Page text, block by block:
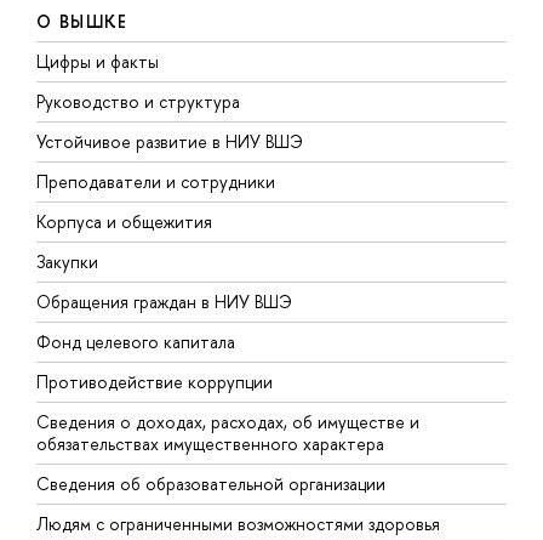
О ВЫШКЕ
Цифры и факты
Руководство и структура
Устойчивое развитие в НИУ ВШЭ
Преподаватели и сотрудники
Корпуса и общежития
Закупки
Обращения граждан в НИУ ВШЭ
Фонд целевого капитала
Противодействие коррупции
Сведения о доходах, расходах, об имуществе и
обязательствах имущественного характера
Сведения об образовательной организации
Людям с ограниченными возможностями здоровья